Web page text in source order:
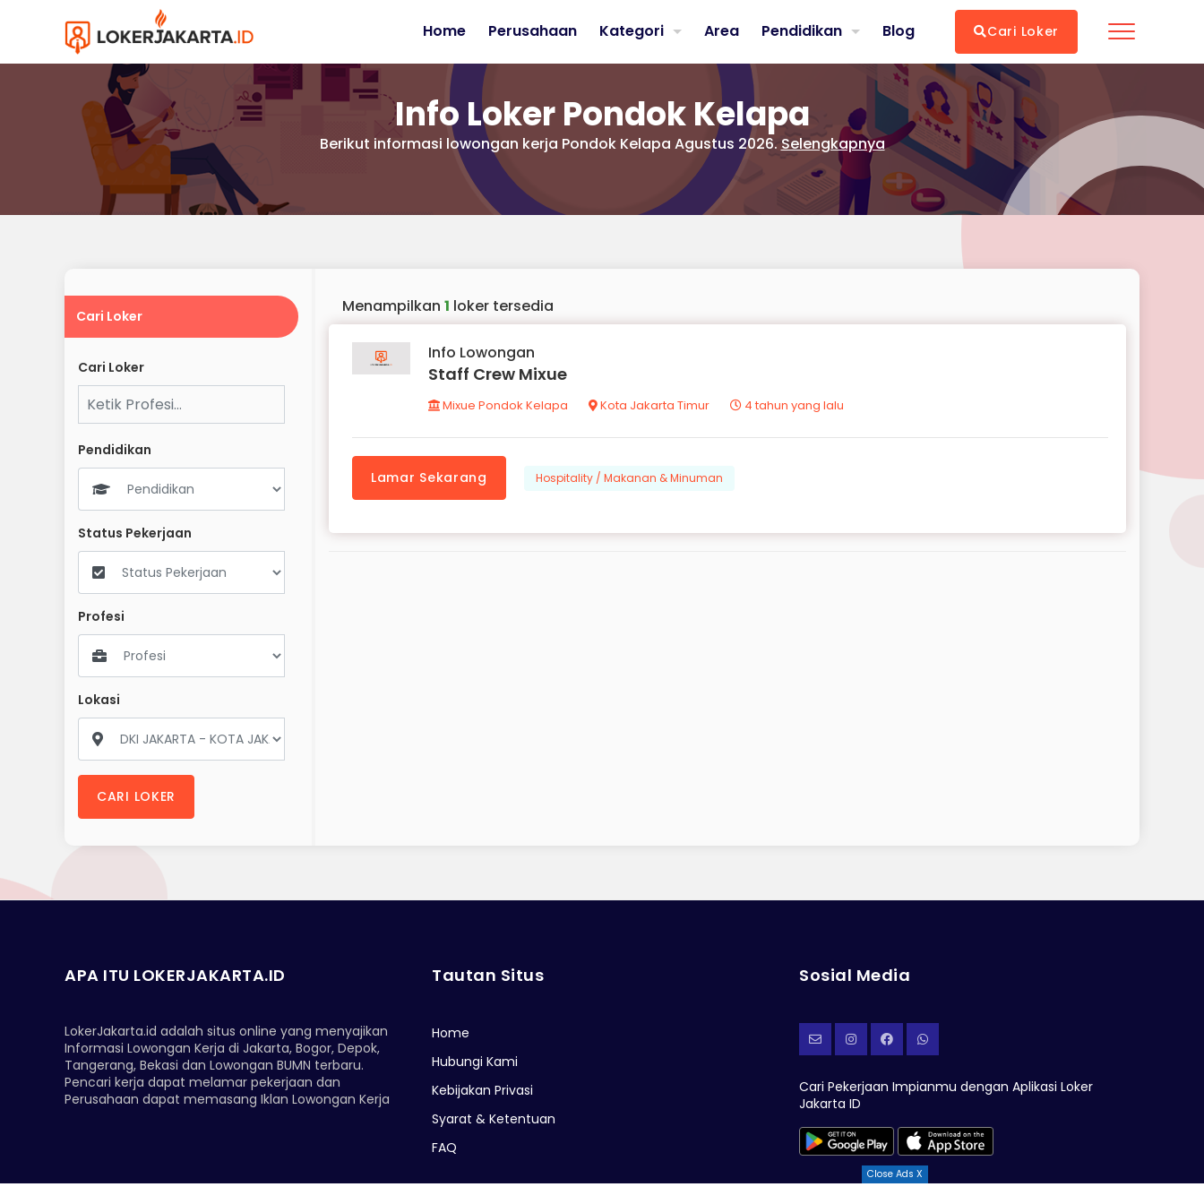
Info Loker Pondok Kelapa
Berikut informasi lowongan kerja Pondok Kelapa Agustus 2026. Selengkapnya
Home Perusahaan Kategori Area Pendidikan Blog Cari Loker
Cari Loker
Cari Loker
Pendidikan
Status Pekerjaan
Profesi
Lokasi
CARI LOKER
Menampilkan 1 loker tersedia
Info Lowongan
Staff Crew Mixue
Mixue Pondok Kelapa Kota Jakarta Timur 4 tahun yang lalu
Lamar Sekarang Hospitality / Makanan & Minuman
Close Ads X
APA ITU LOKERJAKARTA.ID
LokerJakarta.id adalah situs online yang menyajikan
Informasi Lowongan Kerja di Jakarta, Bogor, Depok,
Tangerang, Bekasi dan Lowongan BUMN terbaru.
Pencari kerja dapat melamar pekerjaan dan
Perusahaan dapat memasang Iklan Lowongan Kerja
Tautan Situs
Home
Hubungi Kami
Kebijakan Privasi
Syarat & Ketentuan
FAQ
Sosial Media
Cari Pekerjaan Impianmu dengan Aplikasi Loker
Jakarta ID